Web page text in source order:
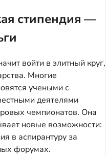
стипендия —
войти в элитный круг,
Многие
учеными с
деятелями
чемпионатов. Она
новые возможности:
в аспирантуру за
форумах.